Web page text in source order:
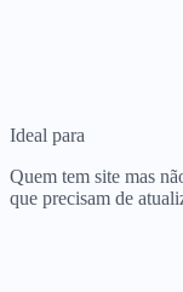
Ideal para
Quem tem site mas
que precisam de